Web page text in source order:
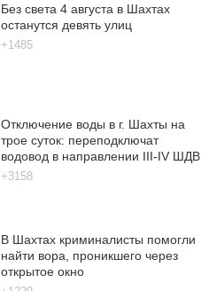
Без света 4 августа в Шахтах
останутся девять улиц
+1485
Отключение воды в г. Шахты на
трое суток: переподключат
водовод в направлении III-IV ШДВ
+3158
В Шахтах криминалисты помогли
найти вора, проникшего через
открытое окно